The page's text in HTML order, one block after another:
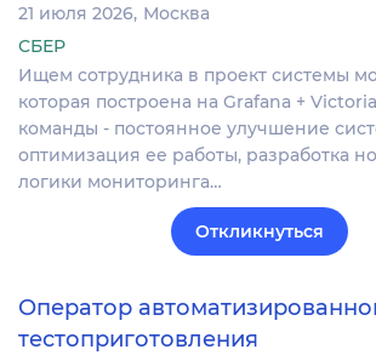
21 июля 2026 Москва
СБЕР
Ищем сотрудника в проект системы
которая построена на Grafana +
команды - постоянное улучшение
оптимизация ее работы, разработка
логики мониторинга…
Откликнуться
Оператор
тестоприготовления